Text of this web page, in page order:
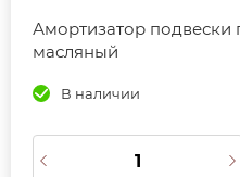
Амортизатор подвески
масляный
В наличии